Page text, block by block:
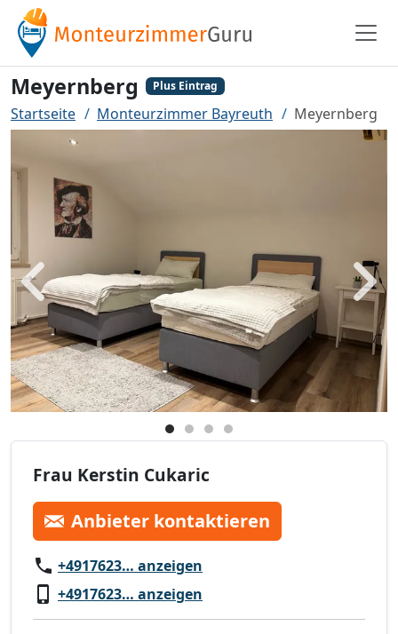
Meyernberg Plus Eintrag
Startseite Monteurzimmer Bayreuth Meyernberg
Zurück
Frau Kerstin Cukaric
Anbieter kontaktieren
+4917623… anzeigen
+4917623… anzeigen